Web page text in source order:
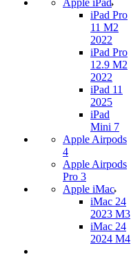
Apple iPad
iPad Pro
11 M2
2022
iPad Pro
12.9 M2
2022
iPad 11
2025
iPad
Mini 7
Apple Airpods
4
Apple Airpods
Pro 3
Apple iMac
iMac 24
2023 M3
iMac 24
2024 M4